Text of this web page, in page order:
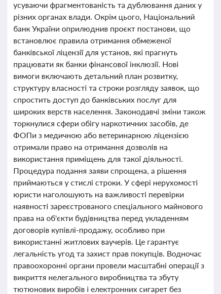
усуваючи фрагментованість та дублювання даних у
різних органах влади. Окрім цього, Національний
банк України оприлюднив проєкт постанови, що
встановлює правила отримання обмеженої
банківської ліцензії для установ, які прагнуть
працювати як банки фінансової інклюзії. Нові
вимоги включають детальний план розвитку,
структуру власності та строки розгляду заявок, що
спростить доступ до банківських послуг для
широких верств населення. Законодавчі зміни також
торкнулися сфери обігу наркотичних засобів, де
ФОПи з медичною або ветеринарною ліцензією
отримали право на отримання дозволів на
використання приміщень для такої діяльності.
Процедура подання заяви спрощена, а рішення
приймаються у стислі строки. У сфері нерухомості
юристи наголошують на важливості перевірки
наявності зареєстрованого спеціального майнового
права на об'єкти будівництва перед укладенням
договорів купівлі-продажу, особливо при
використанні житлових ваучерів. Це гарантує
легальність угод та захист прав покупців. Водночас
правоохоронні органи провели масштабні операції з
викриття нелегального виробництва та збуту
тютюнових виробів і електронних сигарет без